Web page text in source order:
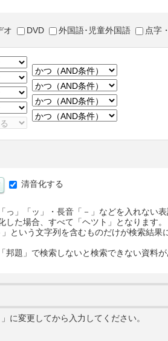
オ DVD 外国語･児童外国語 点字
清音化する
」「ッ」・長音「－」などを入れない表
た場合、すべて「ヘツト」となります。
という文字列を含むものだけが検索結果
題」で検索しないと検索できない資料が
に変更してから入力してください。